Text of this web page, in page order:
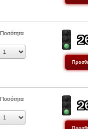
Ποσότητα
Ποσότητα